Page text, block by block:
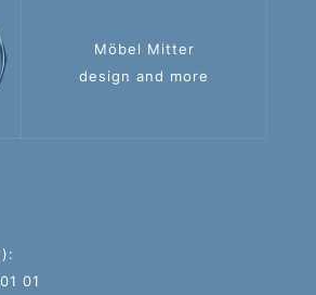
Möbel Mitter
design and more
01